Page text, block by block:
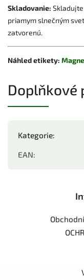
Skladovanie:
priamym slnečným
zatvorenú.
Náhled etikety:
Doplňkové
Kategorie:
EAN: